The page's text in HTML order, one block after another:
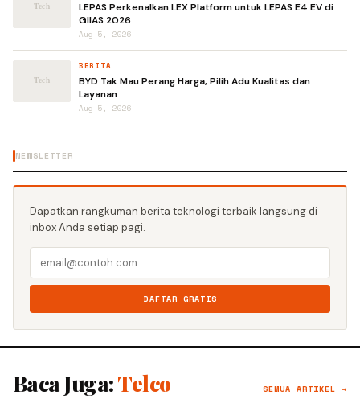
LEPAS Perkenalkan LEX Platform untuk LEPAS E4 EV di
GIIAS 2026
Aug 5, 2026
BERITA
BYD Tak Mau Perang Harga, Pilih Adu Kualitas dan
Layanan
Aug 5, 2026
NEWSLETTER
Dapatkan rangkuman berita teknologi terbaik langsung di
inbox Anda setiap pagi.
DAFTAR GRATIS
Baca Juga:Telco SEMUA ARTIKEL →